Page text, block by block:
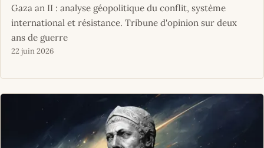
Gaza an II : analyse géopolitique du conflit, système
international et résistance. Tribune d'opinion sur deux
ans de guerre
22 juin 2026